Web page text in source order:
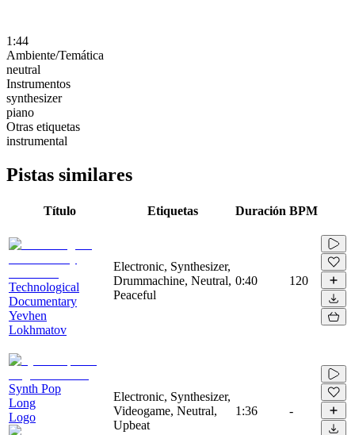
1:44
Ambiente/Temática
neutral
Instrumentos
synthesizer
piano
Otras etiquetas
instrumental
Pistas similares
Título Etiquetas Duración BPM
Technological
Documentary
Yevhen
Lokhmatov
Electronic, Synthesizer,
Drummachine, Neutral,
Peaceful
0:40 120
Synth Pop
Long
Logo
Electronic, Synthesizer,
Videogame, Neutral,
Upbeat
1:36 -